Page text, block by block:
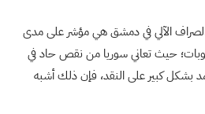
الصراف الآلي في دمشق هي مؤشر على مدى
حيث تعاني سوريا من نقص حاد في
بشكل كبير على النقد، فإن ذلك أشبه